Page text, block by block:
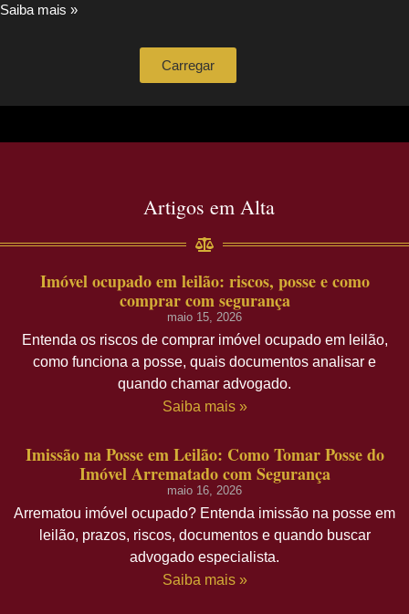
Saiba mais »
Carregar
Artigos em Alta
Imóvel ocupado em leilão: riscos, posse e como
comprar com segurança
maio 15, 2026
Entenda os riscos de comprar imóvel ocupado em leilão,
como funciona a posse, quais documentos analisar e
quando chamar advogado.
Saiba mais »
Imissão na Posse em Leilão: Como Tomar Posse do
Imóvel Arrematado com Segurança
maio 16, 2026
Arrematou imóvel ocupado? Entenda imissão na posse em
leilão, prazos, riscos, documentos e quando buscar
advogado especialista.
Saiba mais »